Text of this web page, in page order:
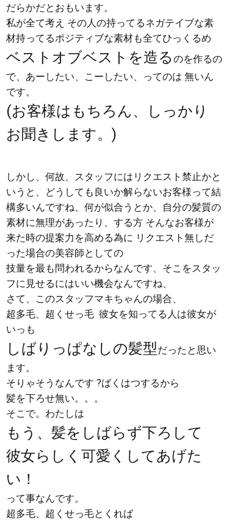
だらかだとおもいます。
私が全て考え その人の持ってるネガテイブな素
材持ってるポジティブな素材も全てひっくるめ
ベストオブベストを造る のを作るの
で、あーしたい、こーしたい、ってのは 無いん
です。
(お客様はもちろん、しっかり
お聞きします。)
しかし、何故、スタッフにはリクエスト禁止かと
いうと、どうしても良いか解らないお客様って結
構多いんですね、何が似合うとか、自分の髪質の
素材に無理があったり、する方 そんなお客様が
来た時の提案力を高める為に リクエスト無しだ
った場合の美容師としての
技量を最も問われるからなんです、そこをスタッ
フに見せるにはいい機会なんですね、
さて、このスタッフマキちゃんの場合、
超多毛、超くせっ毛 彼女を知ってる人は彼女が
いっも
しばりっぱなしの髪型だったと思い
ます。
そりゃそうなんです ?ばくはつするから
髪を下ろせ無い。。。
そこで。わたしは
もう、髪をしばらず下ろして
彼女らしく可愛くしてあげた
い！
って事なんです。
超多毛、超くせっ毛とくれば